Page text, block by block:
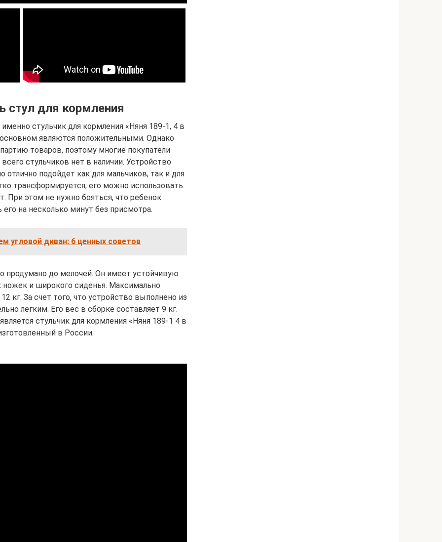
стул для кормления
стульчик для кормления «Няня 189-1, 4 в
являются положительными. Однако
товаров, поэтому многие покупатели
стульчиков нет в наличии. Устройство
отлично подойдет как для мальчиков, так и для
трансформируется, его можно использовать
При этом не нужно бояться, что ребенок
на несколько минут без присмотра.
угловой диван: 6 ценных советов
продумано до мелочей. Он имеет устойчивую
ножек и широкого сиденья. Максимально
кг. За счет того, что устройство выполнено из
легким. Его вес в сборке составляет 9 кг.
стульчик для кормления «Няня 189-1 4 в
в России.